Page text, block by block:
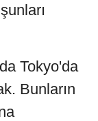
Tokyo'da
Bunların